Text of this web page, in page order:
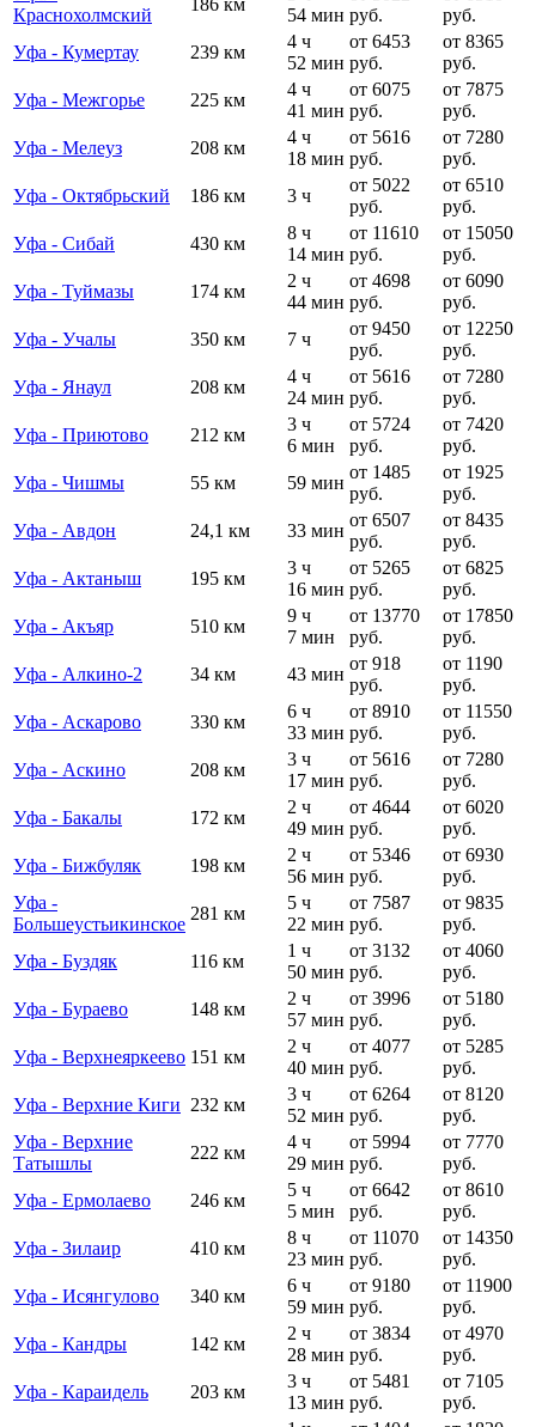
Краснохолмский
54 мин руб.
руб.
Уфа - Кумертау
239 км
4 ч
52 мин
от 6453
руб.
от 8365
руб.
Уфа - Межгорье
225 км
4 ч
41 мин
от 6075
руб.
от 7875
руб.
Уфа - Мелеуз
208 км
4 ч
18 мин
от 5616
руб.
от 7280
руб.
Уфа - Октябрьский
186 км 3 ч
от 5022
руб.
от 6510
руб.
Уфа - Сибай
430 км
8 ч
14 мин
от 11610
руб.
от 15050
руб.
Уфа - Туймазы
174 км
2 ч
44 мин
от 4698
руб.
от 6090
руб.
Уфа - Учалы
350 км 7 ч
от 9450
руб.
от 12250
руб.
Уфа - Янаул
208 км
4 ч
24 мин
от 5616
руб.
от 7280
руб.
Уфа - Приютово
212 км
3 ч
6 мин
от 5724
руб.
от 7420
руб.
Уфа - Чишмы
55 км 59 мин
от 1485
руб.
от 1925
руб.
Уфа - Авдон
24,1 км 33 мин
от 6507
руб.
от 8435
руб.
Уфа - Актаныш
195 км
3 ч
16 мин
от 5265
руб.
от 6825
руб.
Уфа - Акъяр
510 км
9 ч
7 мин
от 13770
руб.
от 17850
руб.
Уфа - Алкино-2
34 км 43 мин
от 918
руб.
от 1190
руб.
Уфа - Аскарово
330 км
6 ч
33 мин
от 8910
руб.
от 11550
руб.
Уфа - Аскино
208 км
3 ч
17 мин
от 5616
руб.
от 7280
руб.
Уфа - Бакалы
172 км
2 ч
49 мин
от 4644
руб.
от 6020
руб.
Уфа - Бижбуляк
198 км
2 ч
56 мин
от 5346
руб.
от 6930
руб.
Уфа -
Большеустьикинское
281 км
5 ч
22 мин
от 7587
руб.
от 9835
руб.
Уфа - Буздяк
116 км
1 ч
50 мин
от 3132
руб.
от 4060
руб.
Уфа - Бураево
148 км
2 ч
57 мин
от 3996
руб.
от 5180
руб.
Уфа - Верхнеяркеево 151 км
2 ч
40 мин
от 4077
руб.
от 5285
руб.
Уфа - Верхние Киги 232 км
3 ч
52 мин
от 6264
руб.
от 8120
руб.
Уфа - Верхние
Татышлы
222 км
4 ч
29 мин
от 5994
руб.
от 7770
руб.
Уфа - Ермолаево
246 км
5 ч
5 мин
от 6642
руб.
от 8610
руб.
Уфа - Зилаир
410 км
8 ч
23 мин
от 11070
руб.
от 14350
руб.
Уфа - Исянгулово
340 км
6 ч
59 мин
от 9180
руб.
от 11900
руб.
Уфа - Кандры
142 км
2 ч
28 мин
от 3834
руб.
от 4970
руб.
Уфа - Караидель
203 км
3 ч
13 мин
от 5481
руб.
от 7105
руб.